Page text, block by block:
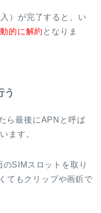
）が完了すると、い
的に解約 となりま
う
ら最後にAPNと呼ば
ます。
SIMスロットを取り
てもクリップや画鋲で